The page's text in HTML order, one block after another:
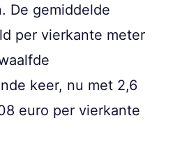
De gemiddelde
per vierkante meter
keer, nu met 2,6
euro per vierkante